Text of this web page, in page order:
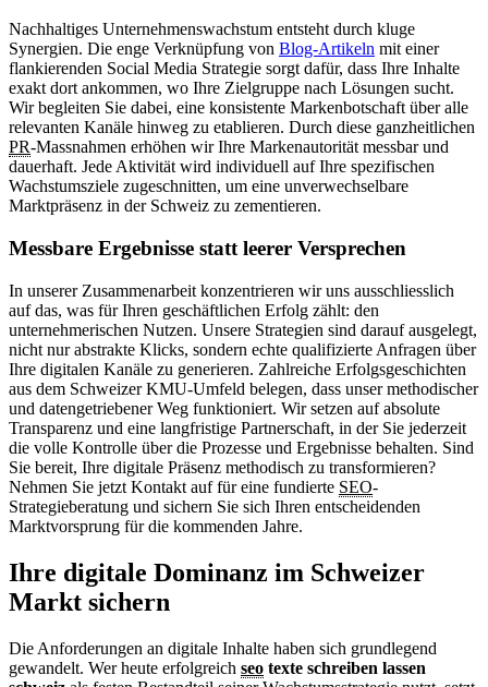
Nachhaltiges Unternehmenswachstum entsteht durch kluge
Synergien. Die enge Verknüpfung von Blog-Artikeln mit einer
flankierenden Social Media Strategie sorgt dafür, dass Ihre Inhalte
exakt dort ankommen, wo Ihre Zielgruppe nach Lösungen sucht.
Wir begleiten Sie dabei, eine konsistente Markenbotschaft über alle
relevanten Kanäle hinweg zu etablieren. Durch diese ganzheitlichen
PR-Massnahmen erhöhen wir Ihre Markenautorität messbar und
dauerhaft. Jede Aktivität wird individuell auf Ihre spezifischen
Wachstumsziele zugeschnitten, um eine unverwechselbare
Marktpräsenz in der Schweiz zu zementieren.
Messbare Ergebnisse statt leerer Versprechen
In unserer Zusammenarbeit konzentrieren wir uns ausschliesslich
auf das, was für Ihren geschäftlichen Erfolg zählt: den
unternehmerischen Nutzen. Unsere Strategien sind darauf ausgelegt,
nicht nur abstrakte Klicks, sondern echte qualifizierte Anfragen über
Ihre digitalen Kanäle zu generieren. Zahlreiche Erfolgsgeschichten
aus dem Schweizer KMU-Umfeld belegen, dass unser methodischer
und datengetriebener Weg funktioniert. Wir setzen auf absolute
Transparenz und eine langfristige Partnerschaft, in der Sie jederzeit
die volle Kontrolle über die Prozesse und Ergebnisse behalten. Sind
Sie bereit, Ihre digitale Präsenz methodisch zu transformieren?
Nehmen Sie jetzt Kontakt auf für eine fundierte SEO-
Strategieberatung und sichern Sie sich Ihren entscheidenden
Marktvorsprung für die kommenden Jahre.
Ihre digitale Dominanz im Schweizer
Markt sichern
Die Anforderungen an digitale Inhalte haben sich grundlegend
gewandelt. Wer heute erfolgreich seo texte schreiben lassen